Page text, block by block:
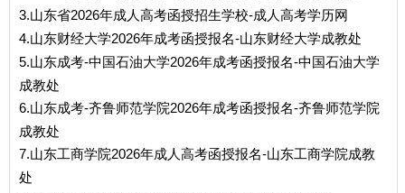
3.山东省2026年成人高考函授招生学校-成人高考学历网
4.山东财经大学2026年成考函授报名-山东财经大学成教处
5.山东成考-中国石油大学2026年成考函授报名-中国石油大学
成教处
6.山东成考-齐鲁师范学院2026年成考函授报名-齐鲁师范学院
成教处
7.山东工商学院2026年成人高考函授报名-山东工商学院成教
处